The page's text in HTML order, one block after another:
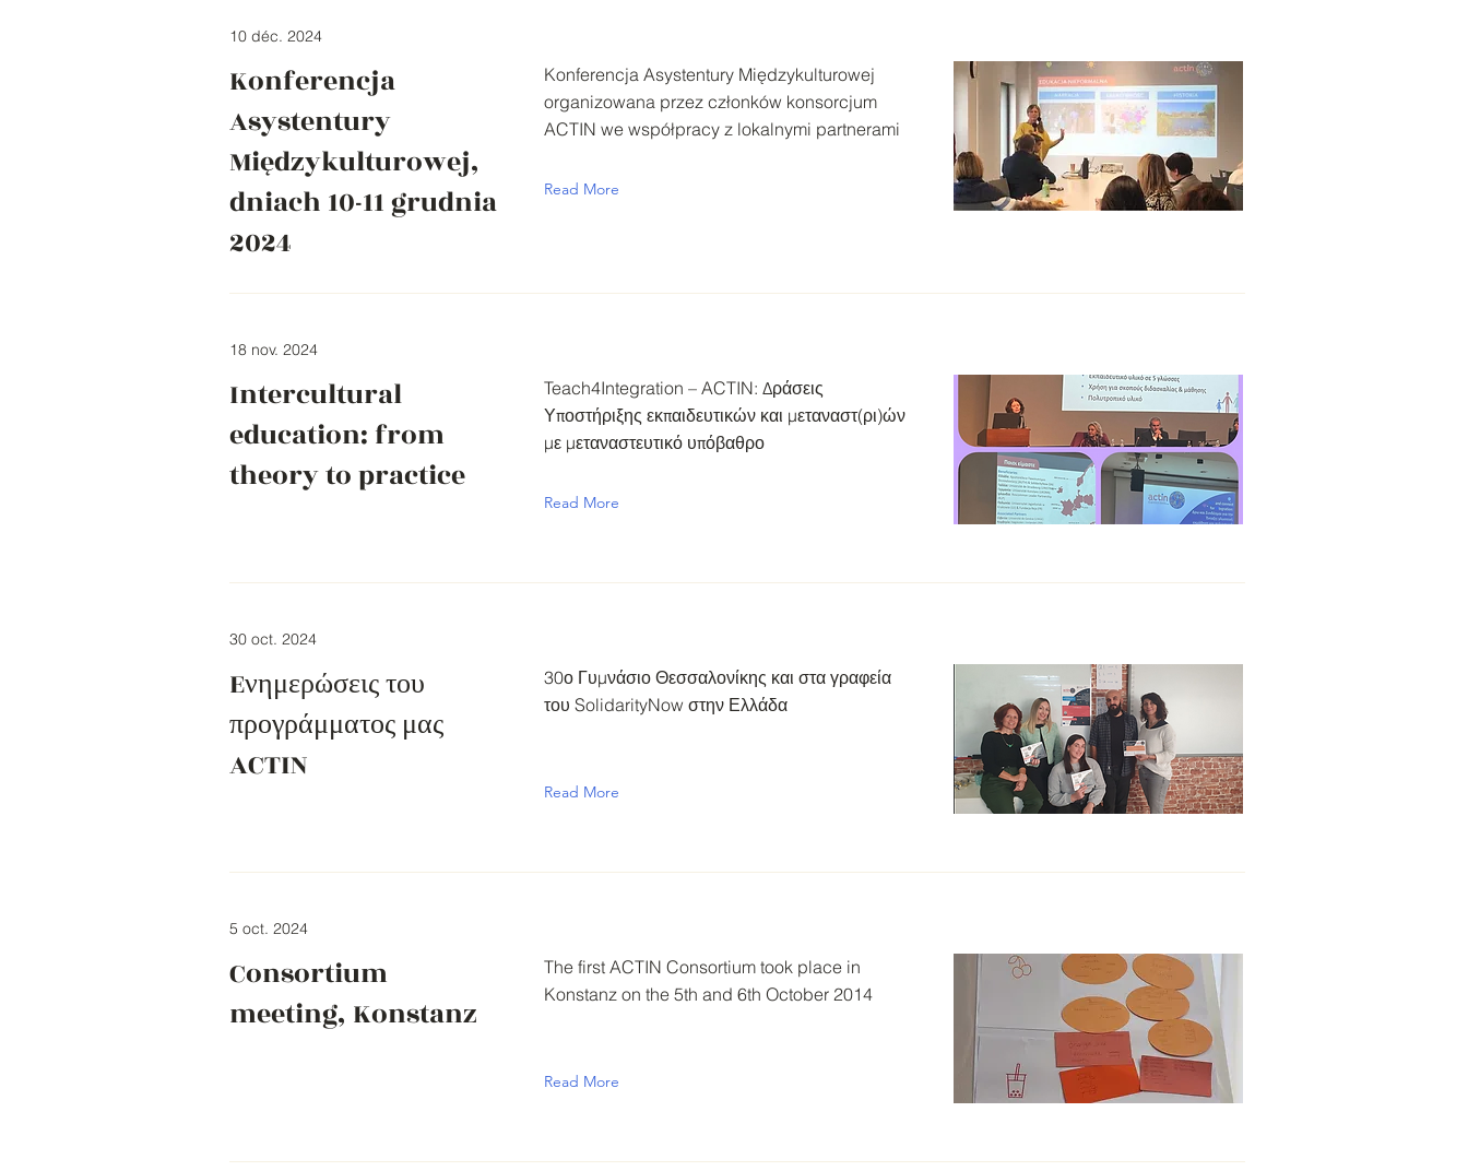
10 déc. 2024
Konferencja
Asystentury
Międzykulturowej,
dniach 10-11 grudnia
2024
Konferencja Asystentury Międzykulturowej
organizowana przez członków konsorcjum
ACTIN we współpracy z lokalnymi partnerami
Read More
18 nov. 2024
Intercultural
education: from
theory to practice
Teach4Integration – ACTIN: Δράσεις
Υποστήριξης εκπαιδευτικών και μεταναστ(ρι)ών
με μεταναστευτικό υπόβαθρο
Read More
30 oct. 2024
Eνημερώσεις του
προγράμματος μας
ACTIN
30ο Γυμνάσιο Θεσσαλονίκης και στα γραφεία
του SolidarityNow στην Ελλάδα
Read More
5 oct. 2024
Consortium
meeting, Konstanz
The first ACTIN Consortium took place in
Konstanz on the 5th and 6th October 2014
Read More